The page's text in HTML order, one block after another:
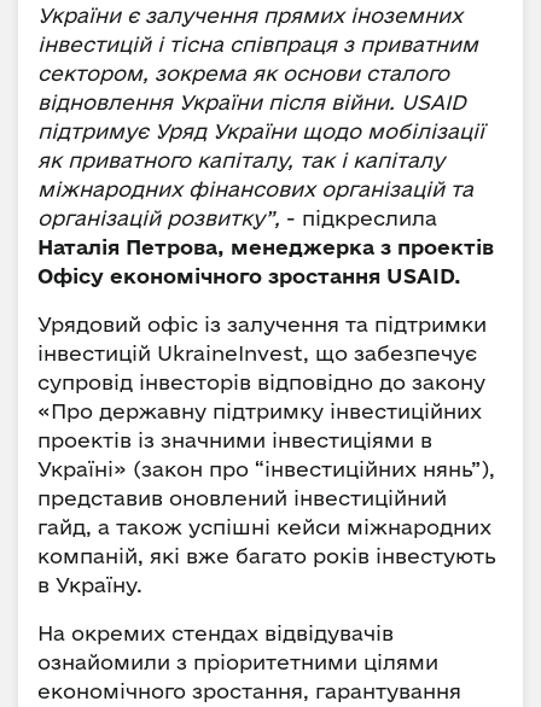
України є залучення прямих іноземних
інвестицій і тісна співпраця з приватним
сектором, зокрема як основи сталого
відновлення України після війни. USAID
підтримує Уряд України щодо мобілізації
як приватного капіталу, так і капіталу
міжнародних фінансових організацій та
організацій розвитку”, - підкреслила
Наталія Петрова, менеджерка з проектів
Офісу економічного зростання USAID.
Урядовий офіс із залучення та підтримки
інвестицій UkraineInvest, що забезпечує
супровід інвесторів відповідно до закону
«Про державну підтримку інвестиційних
проектів із значними інвестиціями в
Україні» (закон про “інвестиційних нянь”),
представив оновлений інвестиційний
гайд, а також успішні кейси міжнародних
компаній, які вже багато років інвестують
в Україну.
На окремих стендах відвідувачів
ознайомили з пріоритетними цілями
економічного зростання, гарантування